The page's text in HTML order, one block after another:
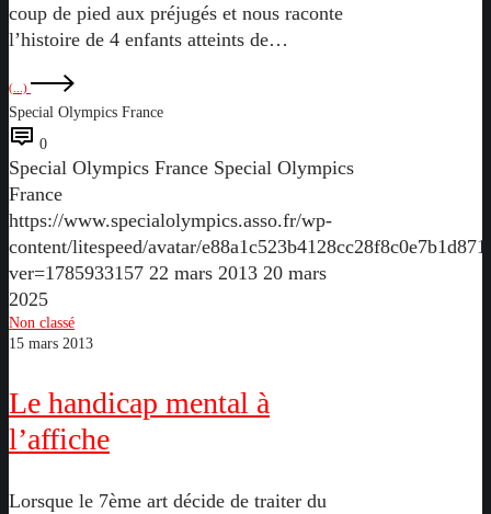
coup de pied aux préjugés et nous raconte
l’histoire de 4 enfants atteints de…
(...)
Special Olympics France
0
Special Olympics France Special Olympics
France
https://www.specialolympics.asso.fr/wp-
content/litespeed/avatar/
ver=1785933157 22 mars 2013 20 mars
2025
Le
handicap
l’affiche
Non classé
15 mars 2013
Le handicap mental à
l’affiche
Lorsque le 7ème art décide de traiter du